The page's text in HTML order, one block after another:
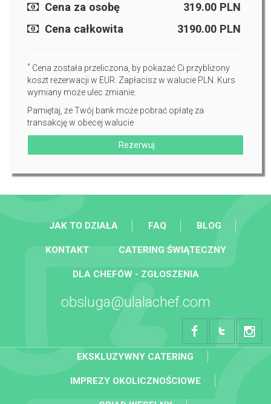
Cena za osobę PLN
319.00
Cena całkowita
PLN
3190.00
* Cena została przeliczona, by pokazać Ci przybliżony
koszt rezerwacji w EUR. Zapłacisz w walucie PLN. Kurs
wymiany może ulec zmianie.
Pamiętaj, że Twój bank może pobrać opłatę za
transakcję w obecej walucie
Rezerwuj
JAK TO DZIAŁA FAQ BLOG
KONTAKT CATERING ŚWIĄTECZNY
DLA CHEFÓW - ZGŁOSZENIA
obsluga@ulalachef.com
EKSKLUZYWNY CATERING
IMPREZY OKOLICZNOŚCIOWE